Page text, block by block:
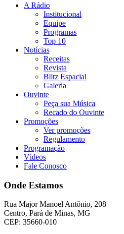
A Rádio
Institucional
Equipe
Programas
Top 10
Notícias
Receitas
Revista
Blitz Espacial
Galeria
Ouvinte
Peça sua Música
Recado do Ouvinte
Promoções
Ver promoções
Regulamento
Programação
Vídeos
Fale Conosco
Onde Estamos
Rua Major Manoel Antônio, 208
Centro, Pará de Minas, MG
CEP: 35660-010